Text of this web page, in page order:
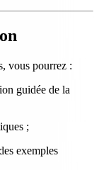
vous pourrez :
guidée de la
;
exemples